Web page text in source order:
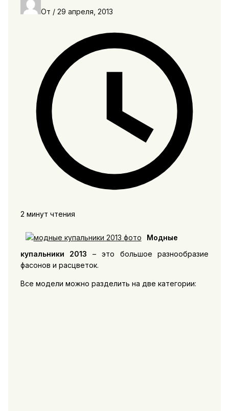
От / 29 апреля, 2013
2 минут чтения
Модные
купальники 2013 – это большое разнообразие
фасонов и расцветок.
Все модели можно разделить на две категории: